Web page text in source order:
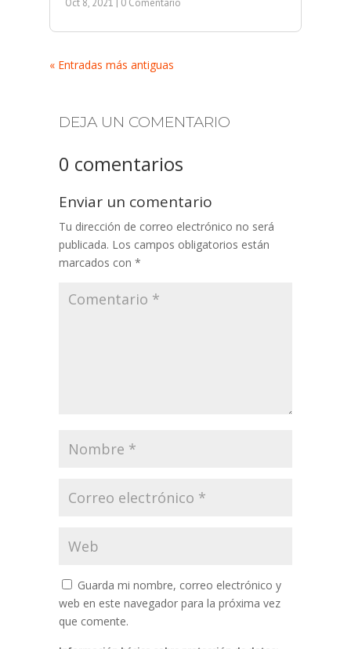
Oct 8, 2021 | 0 Comentario
« Entradas más antiguas
DEJA UN COMENTARIO
0 comentarios
Enviar un comentario
Tu dirección de correo electrónico no será
publicada. Los campos obligatorios están
marcados con *
Guarda mi nombre, correo electrónico y
web en este navegador para la próxima vez
que comente.